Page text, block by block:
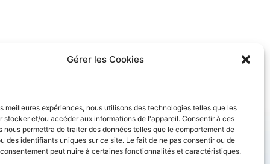
Gérer les Cookies
meilleures expériences, nous utilisons des technologies telles que les
stocker et/ou accéder aux informations de l'appareil. Consentir à ces
nous permettra de traiter des données telles que le comportement de
des identifiants uniques sur ce site. Le fait de ne pas consentir ou de
peut nuire à certaines fonctionnalités et caractéristiques.
abordables. Nos conseillers vous accompagnent